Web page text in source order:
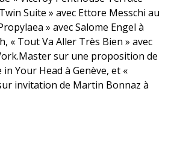
Suite » avec Ettore Messchi au
» avec Salome Engel à
« Tout Va Aller Très Bien » avec
sur une proposition de
in Your Head à Genève, et «
invitation de Martin Bonnaz à